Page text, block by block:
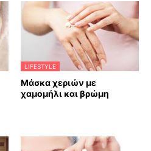
LIFESTYLE
Mάσκα χεριών με
χαμομήλι και βρώμη